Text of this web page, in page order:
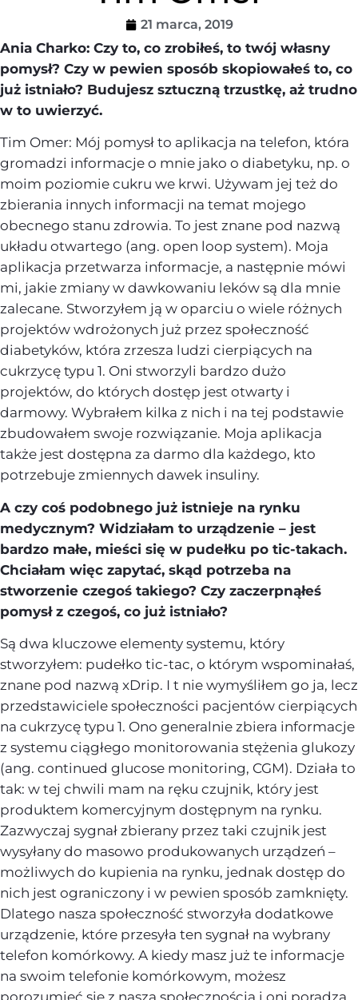
21 marca, 2019
Ania Charko: Czy to, co zrobiłeś, to twój własny
pomysł? Czy w pewien sposób skopiowałeś to, co
już istniało? Budujesz sztuczną trzustkę, aż trudno
w to uwierzyć.
Tim Omer: Mój pomysł to aplikacja na telefon, która
gromadzi informacje o mnie jako o diabetyku, np. o
moim poziomie cukru we krwi. Używam jej też do
zbierania innych informacji na temat mojego
obecnego stanu zdrowia. To jest znane pod nazwą
układu otwartego (ang. open loop system). Moja
aplikacja przetwarza informacje, a następnie mówi
mi, jakie zmiany w dawkowaniu leków są dla mnie
zalecane. Stworzyłem ją w oparciu o wiele różnych
projektów wdrożonych już przez społeczność
diabetyków, która zrzesza ludzi cierpiących na
cukrzycę typu 1. Oni stworzyli bardzo dużo
projektów, do których dostęp jest otwarty i
darmowy. Wybrałem kilka z nich i na tej podstawie
zbudowałem swoje rozwiązanie. Moja aplikacja
także jest dostępna za darmo dla każdego, kto
potrzebuje zmiennych dawek insuliny.
A czy coś podobnego już istnieje na rynku
medycznym? Widziałam to urządzenie – jest
bardzo małe, mieści się w pudełku po tic-takach.
Chciałam więc zapytać, skąd potrzeba na
stworzenie czegoś takiego? Czy zaczerpnąłeś
pomysł z czegoś, co już istniało?
Są dwa kluczowe elementy systemu, który
stworzyłem: pudełko tic-tac, o którym wspominałaś,
znane pod nazwą xDrip. I t nie wymyśliłem go ja, lecz
przedstawiciele społeczności pacjentów cierpiących
na cukrzycę typu 1. Ono generalnie zbiera informacje
z systemu ciągłego monitorowania stężenia glukozy
(ang. continued glucose monitoring, CGM). Działa to
tak: w tej chwili mam na ręku czujnik, który jest
produktem komercyjnym dostępnym na rynku.
Zazwyczaj sygnał zbierany przez taki czujnik jest
wysyłany do masowo produkowanych urządzeń –
możliwych do kupienia na rynku, jednak dostęp do
nich jest ograniczony i w pewien sposób zamknięty.
Dlatego nasza społeczność stworzyła dodatkowe
urządzenie, które przesyła ten sygnał na wybrany
telefon komórkowy. A kiedy masz już te informacje
na swoim telefonie komórkowym, możesz
porozumieć się z naszą społecznością i oni poradzą